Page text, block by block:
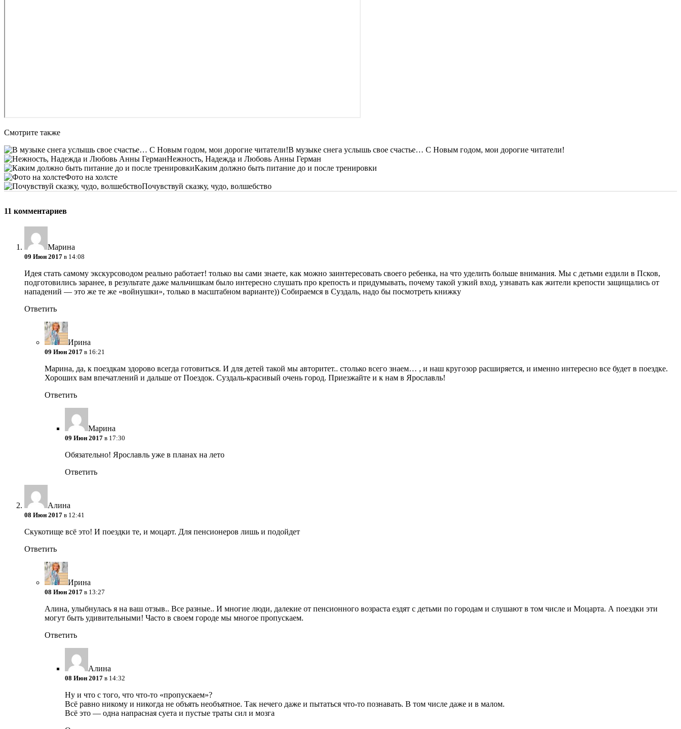
Смотрите также
В музыке снега услышь свое счастье… С Новым годом, мои дорогие читатели!
Нежность, Надежда и Любовь Анны Герман
Каким должно быть питание до и после тренировки
Фото на холсте
Почувствуй сказку, чудо, волшебство
11 комментариев
Марина
09 Июн 2017 в 14:08
Идея стать самому экскурсоводом реально работает! только вы сами знаете, как можно заинтересовать своего ребенка, на что уделить больше внимания. Мы с детьми ездили в Псков,
подготовились заранее, в результате даже мальчишкам было интересно слушать про крепость и придумывать, почему такой узкий вход, узнавать как жители крепости защищались от
нападений — это же те же «войнушки», только в масштабном варианте)) Собираемся в Суздаль, надо бы посмотреть книжку
Ответить
Ирина
09 Июн 2017 в 16:21
Марина, да, к поездкам здорово всегда готовиться. И для детей такой мы авторитет.. столько всего знаем… , и наш кругозор расширяется, и именно интересно все будет в поездке.
Хороших вам впечатлений и дальше от Поездок. Суздаль-красивый очень город. Приезжайте и к нам в Ярославль!
Ответить
Марина
09 Июн 2017 в 17:30
Обязательно! Ярославль уже в планах на лето
Ответить
Алина
08 Июн 2017 в 12:41
Скукотище всё это! И поездки те, и моцарт. Для пенсионеров лишь и подойдет
Ответить
Ирина
08 Июн 2017 в 13:27
Алина, улыбнулась я на ваш отзыв.. Все разные.. И многие люди, далекие от пенсионного возраста ездят с детьми по городам и слушают в том числе и Моцарта. А поездки эти
могут быть удивительными! Часто в своем городе мы многое пропускаем.
Ответить
Алина
08 Июн 2017 в 14:32
Ну и что с того, что что-то «пропускаем»?
Всё равно никому и никогда не объять необъятное. Так нечего даже и пытаться что-то познавать. В том числе даже и в малом.
Всё это — одна напрасная суета и пустые траты сил и мозга